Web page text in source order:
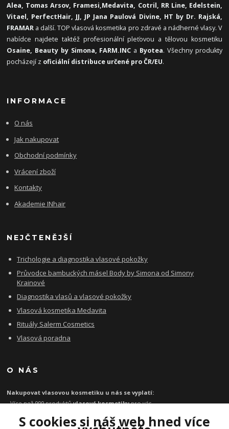
Alea, Tomas Arsov, Framesi,Medavita, Cotril, RR Line, Edelstein,
Vitael, PerfectHair, JJ, JP Jana Paulová Divine, HT by Dr. Rajská,
FRAMAR a další. TOP vlasová kosmetika pro zdravé a nádherné vlasy. V
nabídce najdete taktéž profesionální pleťovou a tělovou kosmetiku
Osaine, Beauty by Simona, FARM.INC a Byotea. Všechny produkty
pocházejí z oficiální distribuce určené pro ČR/EU.
INFORMACE
O nás
Jak nakupovat
Obchodní podmínky
Vrácení zboží
Kontakty
Akademie INhair
NEJČTENĚJŠÍ
Trichologie a diagnostika vlasové pokožky
Průvodce bambuckých másel Body by Simona od Simony
Krainové
Diagnostika vlasů a vlasové pokožky
Vlasová kosmetika Medavita
Rituály Salerm Cosmetics
Vlasová poradna
O NÁS
Nakupovat vlasovou kosmetiku u nás se vyplatí:
- Více než 999 produktůvlasové kosmetikypro vás
- Garance originality profesionálnívlasové kosmetiky
S cookies si náš web hned více